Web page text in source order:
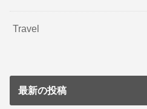
Travel
最新の投稿